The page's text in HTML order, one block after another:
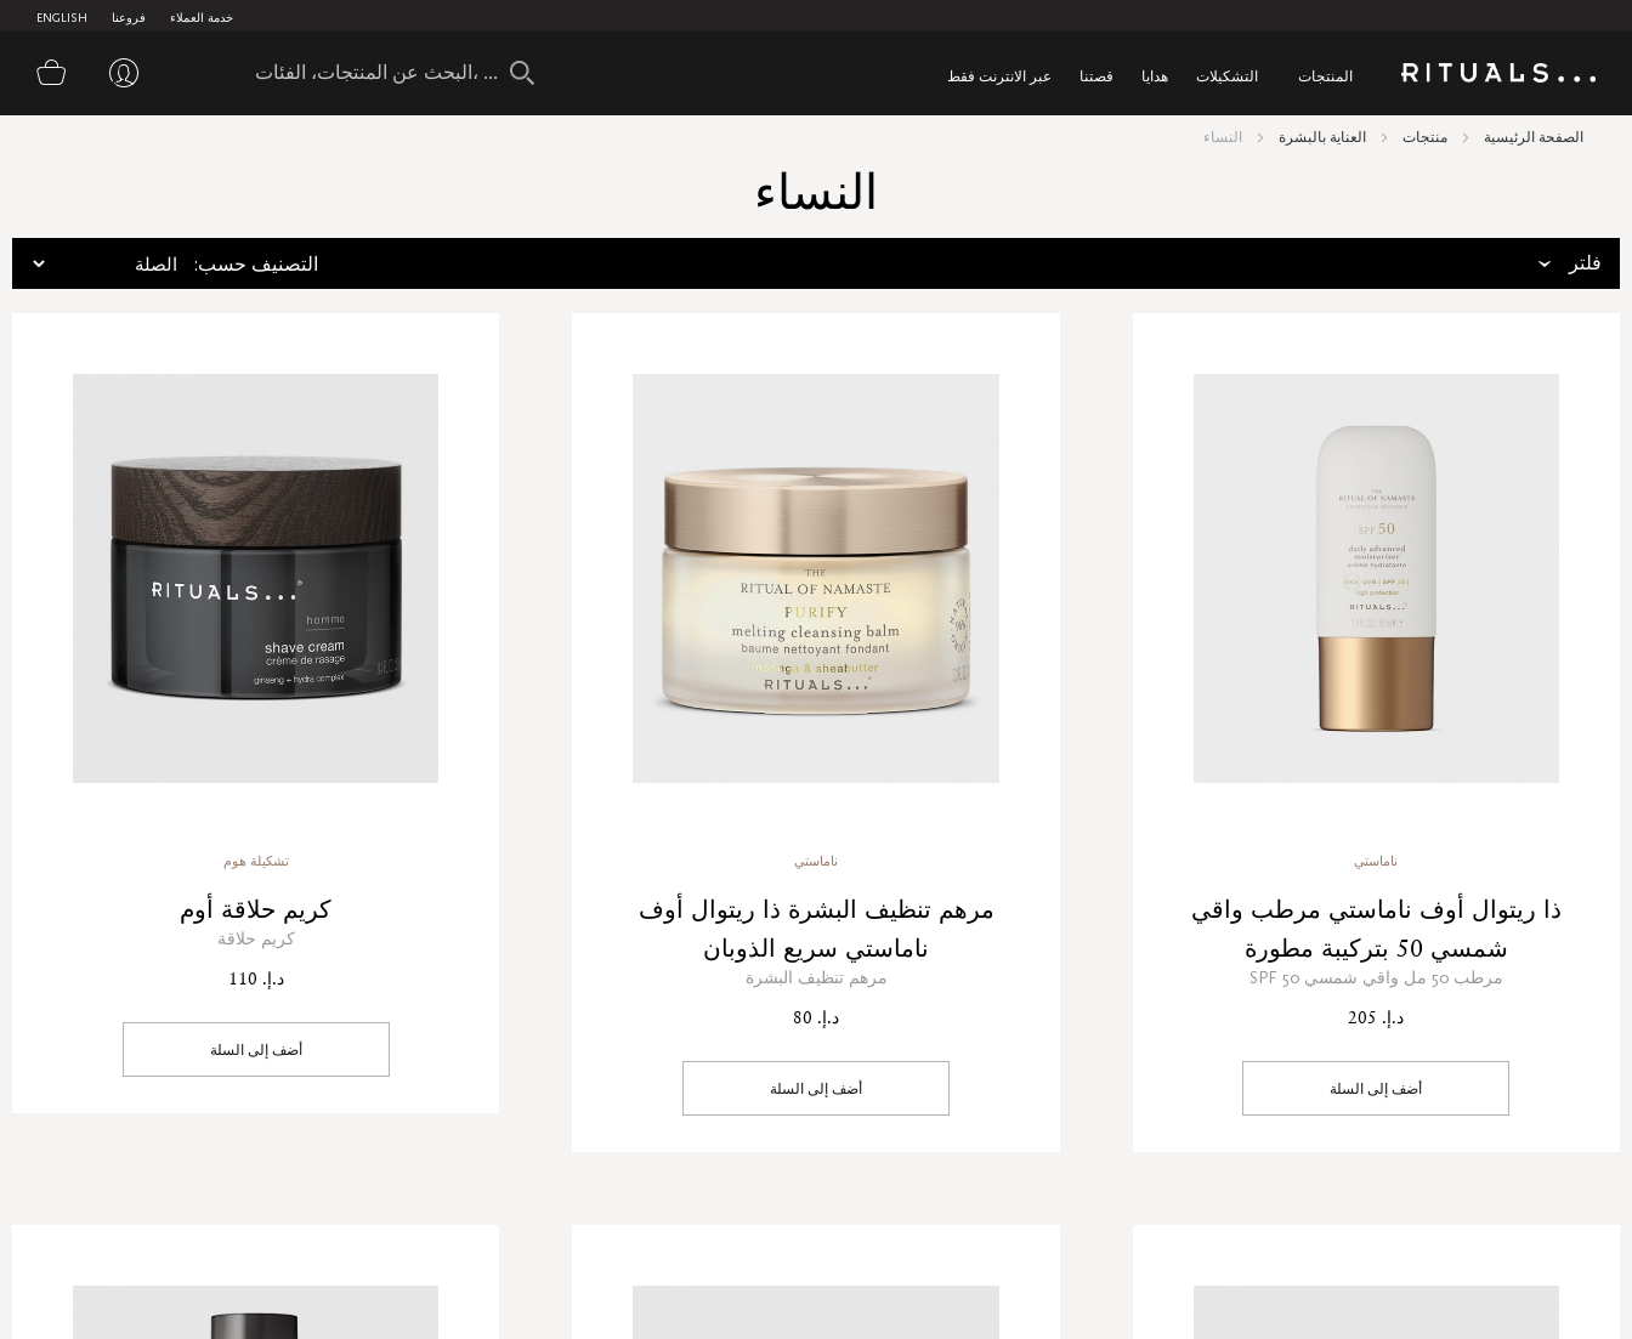
ENGLISH فروعنا خدمة العملاء
المنتجات التشكيلات هدايا قصتنا عبر الانترنت فقط سلة
الصفحة الرئيسية منتجات العناية بالبشرة النساء
النساء
فلتر :التصنيف حسب
ناماستي
ذا ريتوال أوف ناماستي مرطب واقي
شمسي 50 بتركيبة مطورة
مرطب 50 مل واقي شمسي 50 SPF
د.إ. 205
أضف إلى السلة
ناماستي
مرهم تنظيف البشرة ذا ريتوال أوف
ناماستي سريع الذوبان
مرهم تنظيف البشرة
د.إ. 80
أضف إلى السلة
تشكيلة هوم
كريم حلاقة أوم
كريم حلاقة
د.إ. 110
أضف إلى السلة